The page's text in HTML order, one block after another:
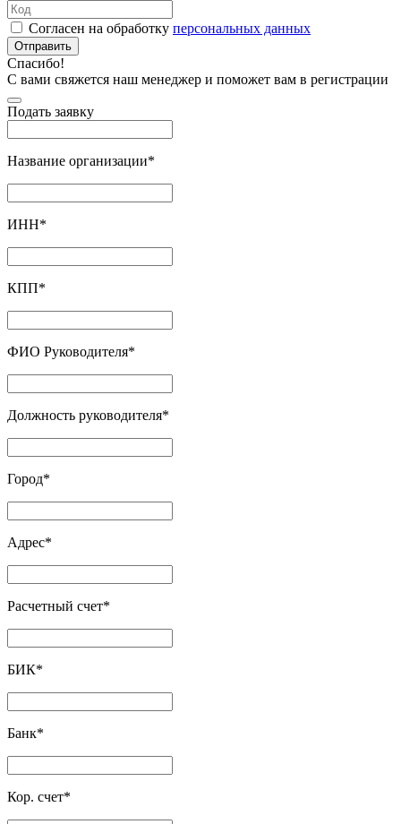
Согласен на обработку персональных данных
Отправить
Спасибо!
С вами свяжется наш менеджер и поможет вам в регистрации
Подать заявку
Название организации*
ИНН*
КПП*
ФИО Руководителя*
Должность руководителя*
Город*
Адрес*
Расчетный счет*
БИК*
Банк*
Кор. счет*